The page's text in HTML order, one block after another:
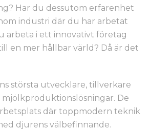
Har du dessutom erfarenhet
industri där du har arbetat
arbeta i ett innovativt företag
en mer hållbar värld? Då är det
största utvecklare, tillverkare
De
där toppmodern teknik
djurens välbefinnande.